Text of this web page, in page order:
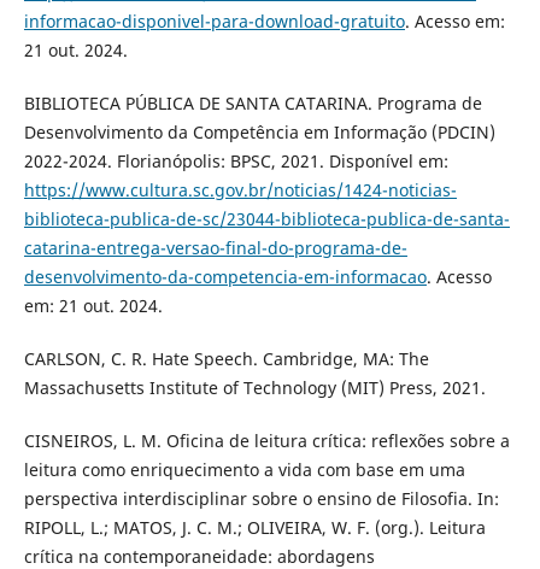
informacao-disponivel-para-download-gratuito. Acesso em:
21 out. 2024.
BIBLIOTECA PÚBLICA DE SANTA CATARINA. Programa de
Desenvolvimento da Competência em Informação (PDCIN)
2022-2024. Florianópolis: BPSC, 2021. Disponível em:
https://www.cultura.sc.gov.br/noticias/1424-noticias-
biblioteca-publica-de-sc/23044-biblioteca-publica-de-santa-
catarina-entrega-versao-final-do-programa-de-
desenvolvimento-da-competencia-em-informacao. Acesso
em: 21 out. 2024.
CARLSON, C. R. Hate Speech. Cambridge, MA: The
Massachusetts Institute of Technology (MIT) Press, 2021.
CISNEIROS, L. M. Oficina de leitura crítica: reflexões sobre a
leitura como enriquecimento a vida com base em uma
perspectiva interdisciplinar sobre o ensino de Filosofia. In:
RIPOLL, L.; MATOS, J. C. M.; OLIVEIRA, W. F. (org.). Leitura
crítica na contemporaneidade: abordagens